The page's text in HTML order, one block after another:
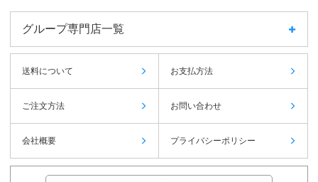
グループ専門店一覧
送料について お支払方法
ご注文方法 お問い合わせ
会社概要 プライバシーポリシー